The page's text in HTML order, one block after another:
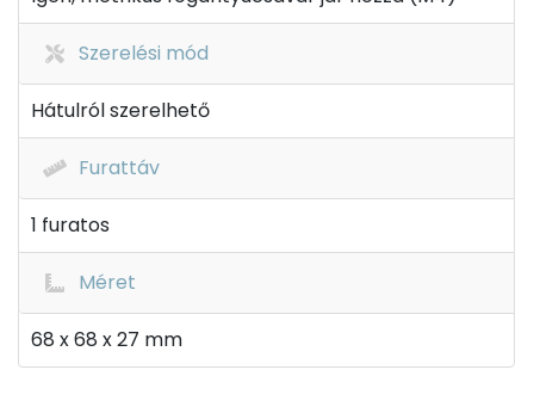
Szerelési mód
Hátulról szerelhető
Furattáv
1 furatos
Méret
68 x 68 x 27 mm